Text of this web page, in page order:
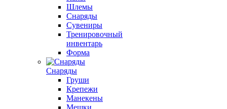
Шлемы
Снаряды
Сувениры
Тренировочный
инвентарь
Форма
Снаряды
Груши
Крепежи
Манекены
Мешки